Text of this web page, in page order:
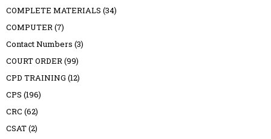
COMPLETE MATERIALS (34)
COMPUTER(7)
Contact Numbers (3)
COURT ORDER(99)
CPD TRAINING (12)
CPS (196)
CRC (62)
CSAT(2)